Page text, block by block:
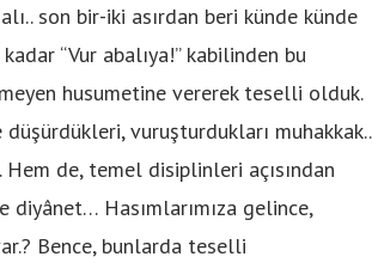
son bir-iki asırdan beri künde künde
“Vur abalıya!” kabilinden bu
husumetine vererek teselli olduk.
vuruşturdukları muhakkak..
de, temel disiplinleri açısından
Hasımlarımıza gelince,
Bence, bunlarda teselli